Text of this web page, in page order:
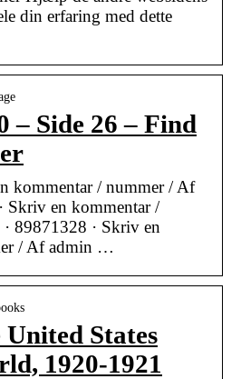
din erfaring med dette
– Side 26 – Find
kommentar / nummer / Af
Skriv en kommentar /
89871328 · Skriv en
/ Af admin …
States
1920-1921